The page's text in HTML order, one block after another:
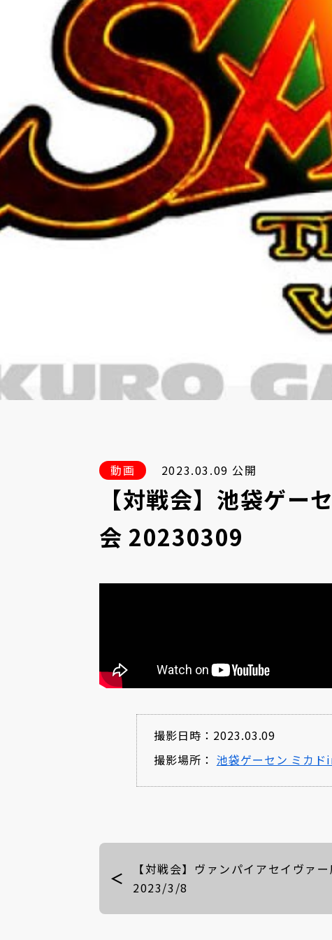
動画 2023.03.09 公開
【対戦会】池袋ゲー
会 20230309
撮影日時：2023.03.09
撮影場所： 池袋ゲーセン ミカド
【対戦会】ヴァンパイアセイヴァ
2023/3/8